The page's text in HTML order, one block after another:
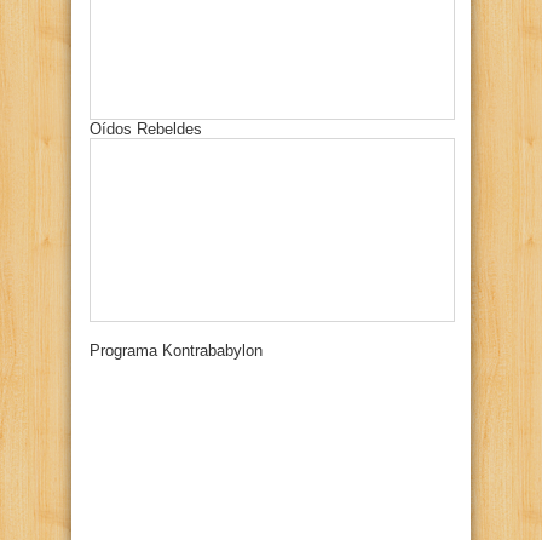
Oídos Rebeldes
Programa Kontrababylon